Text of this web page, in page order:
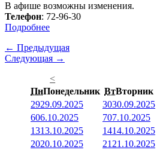
В афише возможны изменения.
Телефон: 72-96-30
Подробнее
← Предыдущая
Следующая →
<
ПнПонедельник ВтВторник
2929.09.2025 3030.09.2025
606.10.2025 707.10.2025
1313.10.2025 1414.10.2025
2020.10.2025 21 21.10.2025